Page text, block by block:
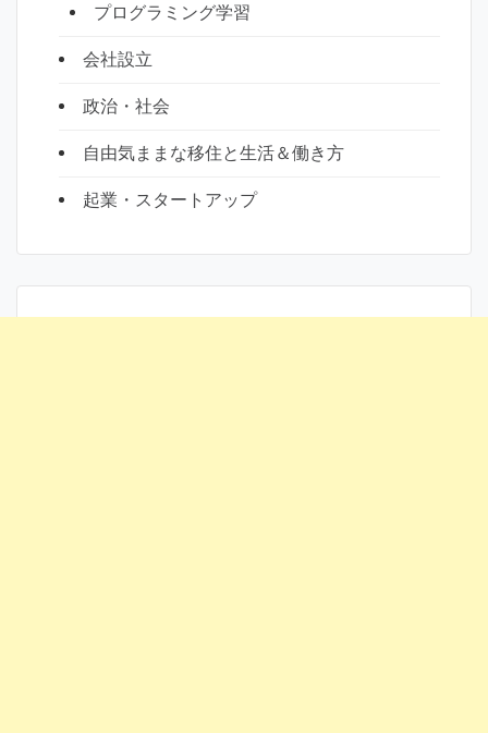
プログラミング学習
会社設立
政治・社会
自由気ままな移住と生活＆働き方
起業・スタートアップ